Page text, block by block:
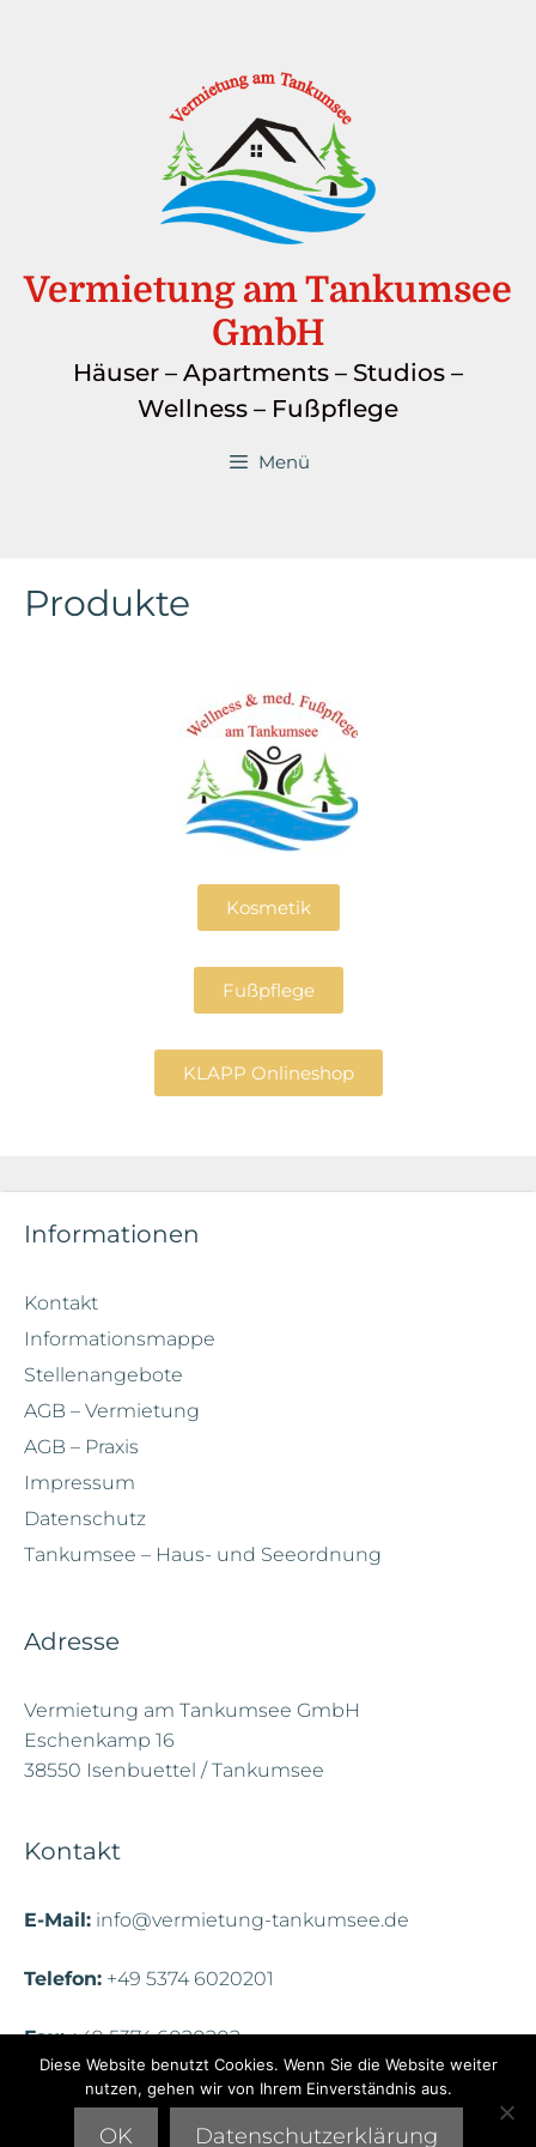
Vermietung am Tankumsee
GmbH
Häuser – Apartments – Studios –
Wellness – Fußpflege
Menü
Produkte
Kosmetik
Fußpflege
KLAPP Onlineshop
Informationen
Kontakt
Informationsmappe
Stellenangebote
AGB – Vermietung
AGB – Praxis
Impressum
Datenschutz
Tankumsee – Haus- und Seeordnung
Adresse
Vermietung am Tankumsee GmbH
Eschenkamp 16
38550 Isenbuettel / Tankumsee
Kontakt
E-Mail: info@vermietung-tankumsee.de
Telefon: +49 5374 6020201
Fax:+49 5374 6020202
2026 © Vermietung am Tankumsee | Gestaltung & Design:
Diese Website benutzt Cookies. Wenn Sie die Website weiter
nutzen, gehen wir von Ihrem Einverständnis aus.
OK Datenschutzerklärung